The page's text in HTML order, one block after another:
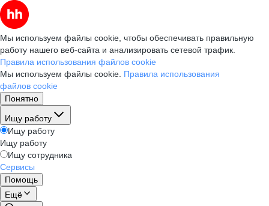
Мы используем файлы cookie, чтобы обеспечивать правильную
работу нашего веб-сайта и анализировать сетевой трафик.
Правила использования файлов cookie
Мы используем файлы cookie. Правила использования
файлов cookie
Понятно
Ищу работу
Ищу работу
Ищу работу
Ищу сотрудника
Сервисы
Помощь
Ещё